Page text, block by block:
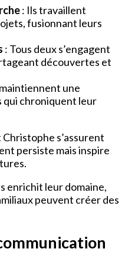
: Ils travaillent
fusionnant leurs
: Tous deux s’engagent
découvertes et
une
qui chroniquent leur
s’assurent
persiste mais inspire
enrichit leur domaine,
peuvent créer des